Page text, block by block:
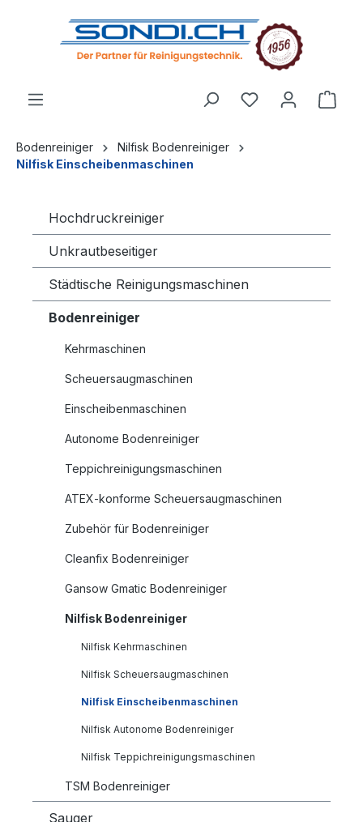
springen
Bodenreiniger
Nilfisk Bodenreiniger
Nilfisk Einscheibenmaschinen
Hochdruckreiniger
Unkrautbeseitiger
Städtische Reinigungsmaschinen
Bodenreiniger
Kehrmaschinen
Scheuersaugmaschinen
Einscheibenmaschinen
Autonome Bodenreiniger
Teppichreinigungsmaschinen
ATEX-konforme Scheuersaugmaschinen
Zubehör für Bodenreiniger
Cleanfix Bodenreiniger
Gansow Gmatic Bodenreiniger
Nilfisk Bodenreiniger
Nilfisk Kehrmaschinen
Nilfisk Scheuersaugmaschinen
Nilfisk Einscheibenmaschinen
Nilfisk Autonome Bodenreiniger
Nilfisk Teppichreinigungsmaschinen
TSM Bodenreiniger
Sauger